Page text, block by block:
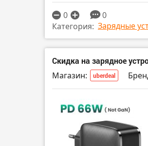
0
0
Категория: Зарядные
Скидка на зарядное
Магазин: uberdeal